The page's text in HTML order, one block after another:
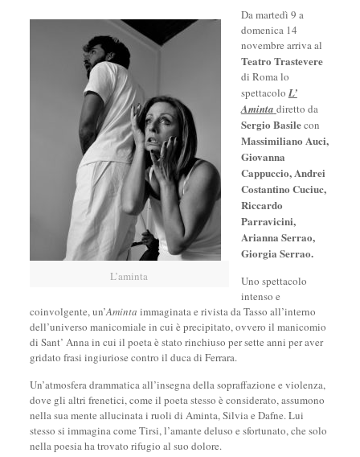
L’aminta
Da martedì 9 a
domenica 14
novembre arriva al
Teatro Trastevere
di Roma lo
spettacolo L’
Aminta diretto da
Sergio Basilecon
Massimiliano Auci,
Giovanna
Cappuccio, Andrei
Costantino Cuciuc,
Riccardo
Parravicini,
Arianna Serrao,
Giorgia Serrao.
Uno spettacolo
intenso e
coinvolgente, un’Aminta immaginata e rivista da Tasso all’interno
dell’universo manicomiale in cui è precipitato, ovvero il manicomio
di Sant’ Anna in cui il poeta è stato rinchiuso per sette anni per aver
gridato frasi ingiuriose contro il duca di Ferrara.
Un’atmosfera drammatica all’insegna della sopraffazione e violenza,
dove gli altri frenetici, come il poeta stesso è considerato, assumono
nella sua mente allucinata i ruoli di Aminta, Silvia e Dafne. Lui
stesso si immagina come Tirsi, l’amante deluso e sfortunato, che solo
nella poesia ha trovato rifugio al suo dolore.